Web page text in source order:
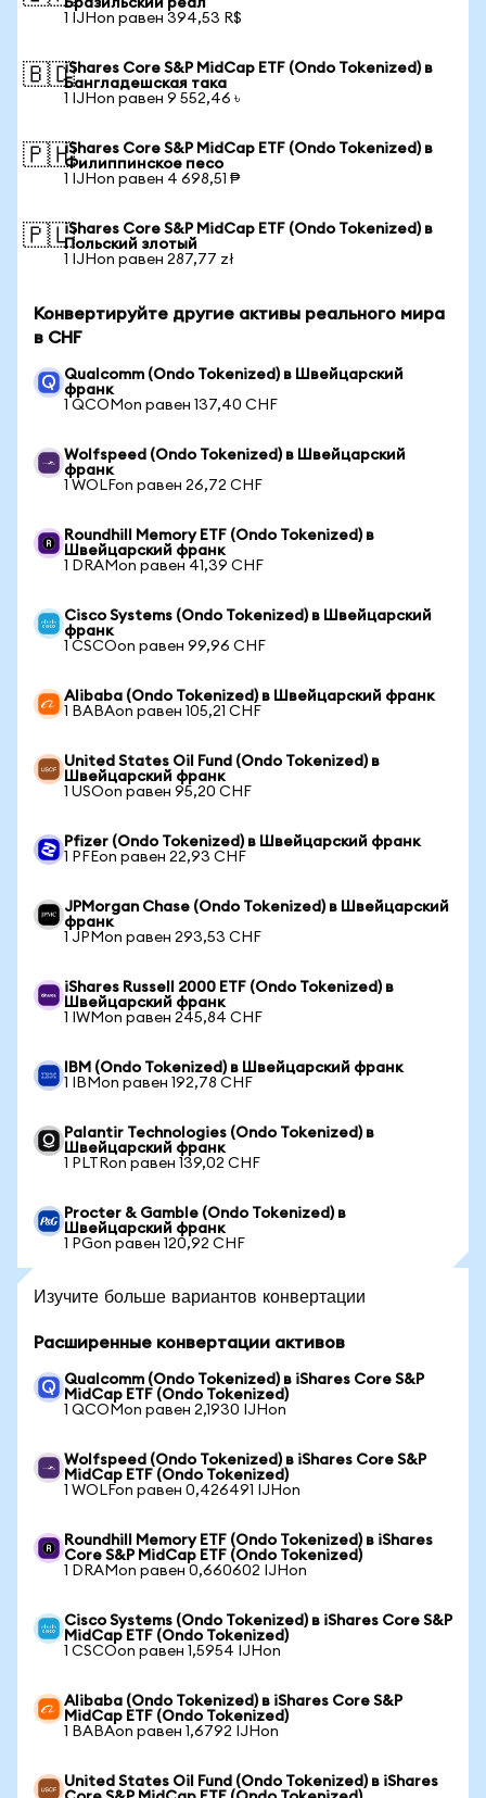
Бразильский реал
1 IJHon равен 394,53 R$
🇧🇩iShares Core S&P MidCap ETF (Ondo Tokenized) в
Бангладешская така
1 IJHon равен 9 552,46 ৳
🇵🇭iShares Core S&P MidCap ETF (Ondo Tokenized) в
Филиппинское песо
1 IJHon равен 4 698,51 ₱
🇵🇱iShares Core S&P MidCap ETF (Ondo Tokenized) в
Польский злотый
1 IJHon равен 287,77 zł
Конвертируйте другие активы реального мира
в CHF
Qualcomm (Ondo Tokenized) в Швейцарский
франк
1 QCOMon равен 137,40 CHF
Wolfspeed (Ondo Tokenized) в Швейцарский
франк
1 WOLFon равен 26,72 CHF
Roundhill Memory ETF (Ondo Tokenized) в
Швейцарский франк
1 DRAMon равен 41,39 CHF
Cisco Systems (Ondo Tokenized) в Швейцарский
франк
1 CSCOon равен 99,96 CHF
Alibaba (Ondo Tokenized) в Швейцарский франк
1 BABAon равен 105,21 CHF
United States Oil Fund (Ondo Tokenized) в
Швейцарский франк
1 USOon равен 95,20 CHF
Pfizer (Ondo Tokenized) в Швейцарский франк
1 PFEon равен 22,93 CHF
JPMorgan Chase (Ondo Tokenized) в Швейцарский
франк
1 JPMon равен 293,53 CHF
iShares Russell 2000 ETF (Ondo Tokenized) в
Швейцарский франк
1 IWMon равен 245,84 CHF
IBM (Ondo Tokenized) в Швейцарский франк
1 IBMon равен 192,78 CHF
Palantir Technologies (Ondo Tokenized) в
Швейцарский франк
1 PLTRon равен 139,02 CHF
Procter & Gamble (Ondo Tokenized) в
Швейцарский франк
1 PGon равен 120,92 CHF
Изучите больше вариантов конвертации
Расширенные конвертации активов
Qualcomm (Ondo Tokenized) в iShares Core S&P
MidCap ETF (Ondo Tokenized)
1 QCOMon равен 2,1930 IJHon
Wolfspeed (Ondo Tokenized) в iShares Core S&P
MidCap ETF (Ondo Tokenized)
1 WOLFon равен 0,426491 IJHon
Roundhill Memory ETF (Ondo Tokenized) в iShares
Core S&P MidCap ETF (Ondo Tokenized)
1 DRAMon равен 0,660602 IJHon
Cisco Systems (Ondo Tokenized) в iShares Core S&P
MidCap ETF (Ondo Tokenized)
1 CSCOon равен 1,5954 IJHon
Alibaba (Ondo Tokenized) в iShares Core S&P
MidCap ETF (Ondo Tokenized)
1 BABAon равен 1,6792 IJHon
United States Oil Fund (Ondo Tokenized) в iShares